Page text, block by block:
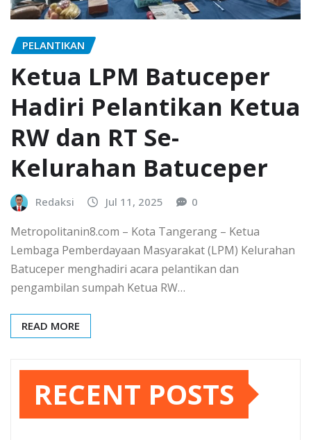
PELANTIKAN
Ketua LPM Batuceper
Hadiri Pelantikan Ketua
RW dan RT Se-
Kelurahan Batuceper
Redaksi Jul 11, 2025 0
Metropolitanin8.com – Kota Tangerang – Ketua
Lembaga Pemberdayaan Masyarakat (LPM) Kelurahan
Batuceper menghadiri acara pelantikan dan
pengambilan sumpah Ketua RW…
READ MORE
RECENT POSTS